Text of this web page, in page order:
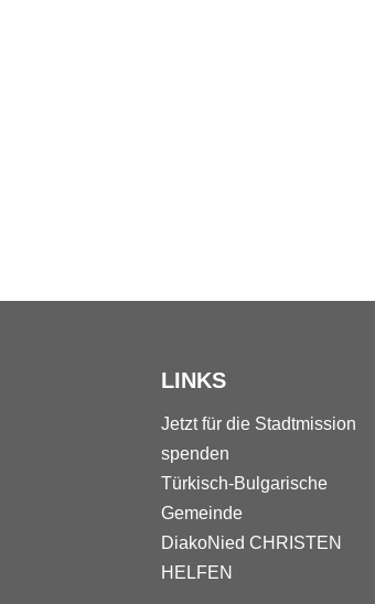
LINKS
Jetzt für die Stadtmission
spenden
Türkisch-Bulgarische
Gemeinde
DiakoNied CHRISTEN
HELFEN